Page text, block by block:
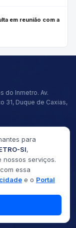
em reunião com a
do Inmetro. Av.
31, Duque de Caxias,
para
SI,
nossos serviços.
essa
e o Portal